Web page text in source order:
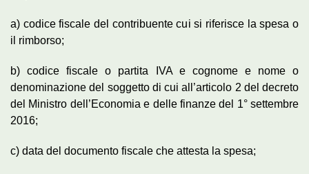
a) codice fiscale del contribuente cui si riferisce la spesa o
il rimborso;
b) codice fiscale o partita IVA e cognome e nome o
denominazione del soggetto di cui all’articolo 2 del decreto
del Ministro dell’Economia e delle finanze del 1° settembre
2016;
c) data del documento fiscale che attesta la spesa;